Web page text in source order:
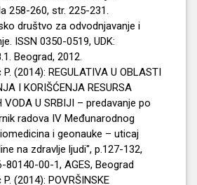
258-260, str. 225-231.
društvo za odvodnjavanje i
ISSN 0350-0519, UDK:
Beograd, 2012.
(2014): REGULATIVA U OBLASTI
I KORIŠĆENJA RESURSA
VODA U SRBIJI – predavanje po
radova IV Međunarodnog
i geonauke – uticaj
na zdravlje ljudi", p.127-132,
80140-00-1, AGES, Beograd
(2014): POVRŠINSKE